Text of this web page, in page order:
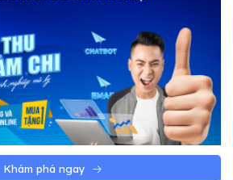
Khám phá ngay